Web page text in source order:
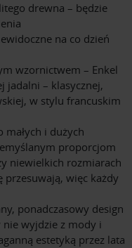
drewna – będzie
na co dzień
wzornictwem – Enkel
jadalni – klasycznej,
w stylu francuskim
i dużych
proporcjom
niewielkich rozmiarach
przesuwają, więc każdy
ponadczasowy design
nie wyjdzie z mody i
estetyką przez lata